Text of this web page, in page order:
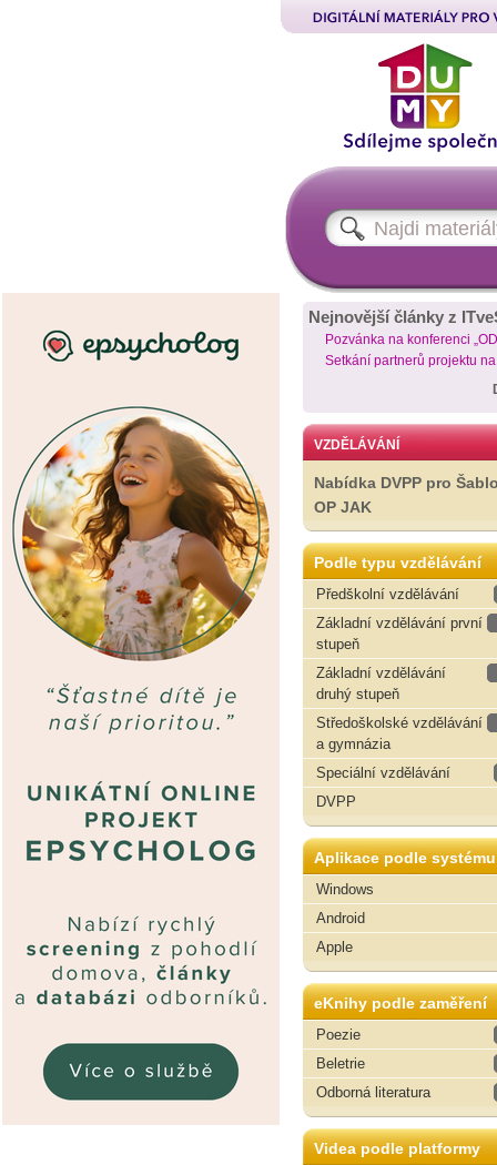
Nejnovější články z
Pozvánka na konferenci
Setkání partnerů projektu
VZDĚLÁVÁNÍ
Nabídka DVPP pro
OP JAK
Podle typu vzdělávání
Předškolní vzdělávání
Základní vzdělávání první
stupeň
Základní vzdělávání
druhý stupeň
Středoškolské vzdělávání
a gymnázia
Speciální vzdělávání
DVPP
Aplikace podle systému
Windows
Android
Apple
eKnihy podle zaměření
Poezie
Beletrie
Odborná literatura
Videa podle platformy